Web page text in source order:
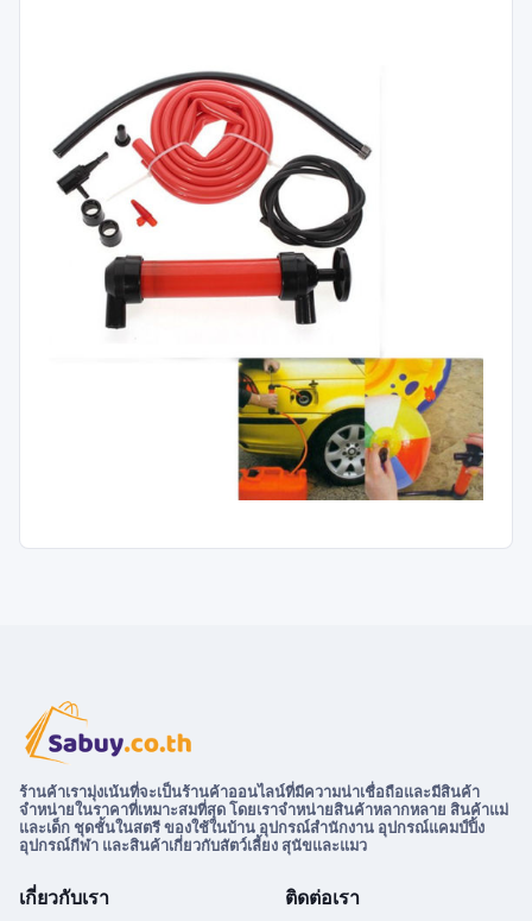
ร้านค้าเรามุ่งเน้นที่จะเป็นร้านค้าออนไลน์ที่มีความน่าเชื่อถือและมีสินค้า
จำหน่ายในราคาที่เหมาะสมที่สุด โดยเราจำหน่ายสินค้าหลากหลาย สินค้าแม่
และเด็ก ชุดชั้นในสตรี ของใช้ในบ้าน อุปกรณ์สำนักงาน อุปกรณ์แคมป์ปิ้ง
อุปกรณ์กีฬา และสินค้าเกี่ยวกับสัตว์เลี้ยง สุนัขและแมว
เกี่ยวกับเรา ติดต่อเรา